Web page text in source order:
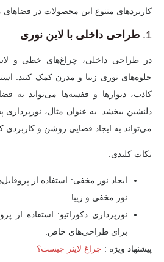
کاربردهای متنوع این محصولات در
1. طراحی داخلی با لاین نوری
در طراحی داخلی، چراغ‌های خطی و لاین
جلوه‌های نوری زیبا و مدرن کمک کنند.
کاذب، دیوارها و قفسه‌ها می‌تواند به
دلنشین ببخشد. به عنوان مثال،
می‌تواند به ایجاد فضایی روشن و کاربردی
نکات کلیدی:
ایجاد نور مخفی: استفاده از
نور مخفی و زیبا.
نورپردازی دکوراتیو: استفاده از
برای طراحی‌های خاص.
پیشنهاد ویژه :‌ چراغ لاینر چیست؟